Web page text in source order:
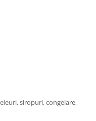
siropuri, congelare,